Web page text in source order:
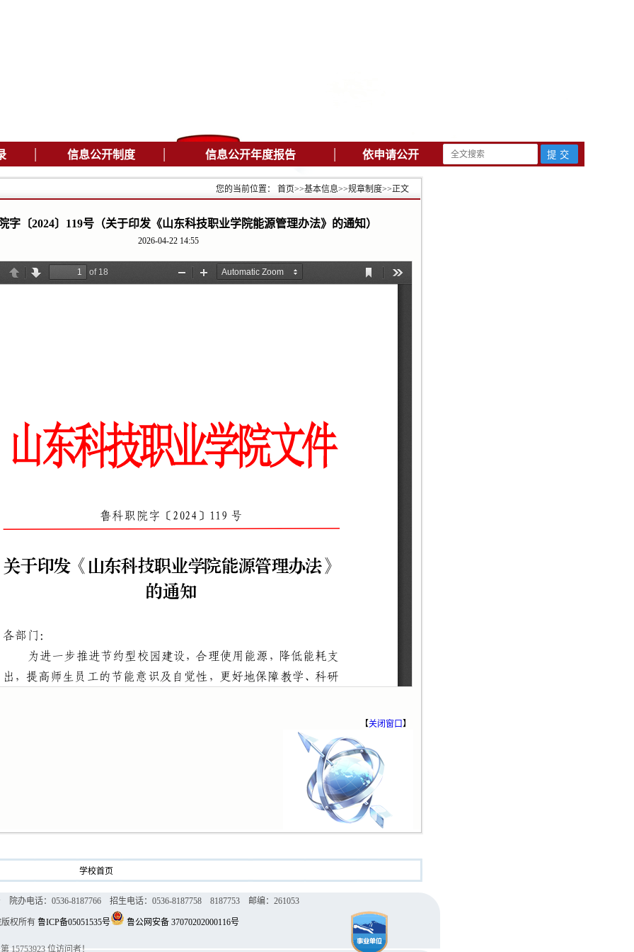
| 信息公开制度 | 信息公开年度报告 | 依申请公开
您的当前位置： 首页>>基本信息>>规章制度>>正文
字〔2024〕119号（关于印发《山东科技职业学院能源管理办法》的通知）
2026-04-22 14:55
【关闭窗口】
学校首页
院办电话：0536-8187766 招生电话：0536-8187758 8187753 邮编：261053
权所有 鲁ICP备05051535号 鲁公网安备 37070202000116号
15753923 位访问者！